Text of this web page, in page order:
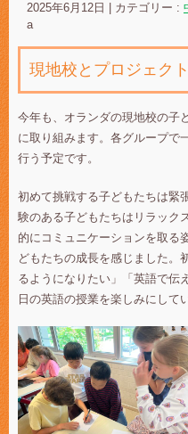
2025年6月12日 カテゴリー :
a
現地校とプロジェク
今年も、オランダの現地校の子
に取り組みます。各グループで
行う予定です。
初めて挑戦する子どもたちは緊
験のある子どもたちはリラック
的にコミュニケーションを取る
どもたちの成長を感じました。
るようになりたい」「英語で伝
日の英語の授業を楽しみにして